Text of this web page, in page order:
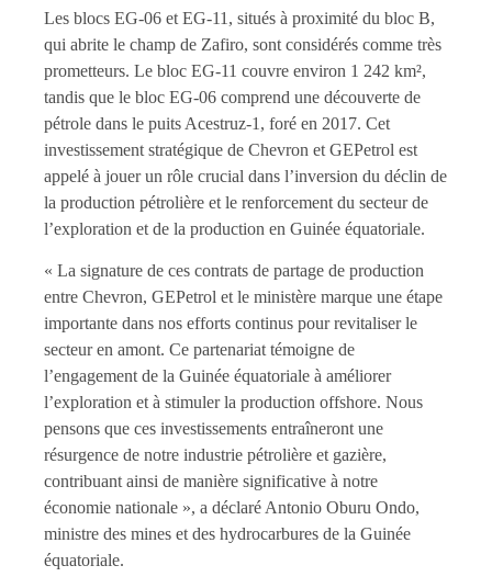
Les blocs EG-06 et EG-11, situés à proximité du bloc B,
qui abrite le champ de Zafiro, sont considérés comme très
prometteurs. Le bloc EG-11 couvre environ 1 242 km²,
tandis que le bloc EG-06 comprend une découverte de
pétrole dans le puits Acestruz-1, foré en 2017. Cet
investissement stratégique de Chevron et GEPetrol est
appelé à jouer un rôle crucial dans l’inversion du déclin de
la production pétrolière et le renforcement du secteur de
l’exploration et de la production en Guinée équatoriale.
« La signature de ces contrats de partage de production
entre Chevron, GEPetrol et le ministère marque une étape
importante dans nos efforts continus pour revitaliser le
secteur en amont. Ce partenariat témoigne de
l’engagement de la Guinée équatoriale à améliorer
l’exploration et à stimuler la production offshore. Nous
pensons que ces investissements entraîneront une
résurgence de notre industrie pétrolière et gazière,
contribuant ainsi de manière significative à notre
économie nationale », a déclaré Antonio Oburu Ondo,
ministre des mines et des hydrocarbures de la Guinée
équatoriale.